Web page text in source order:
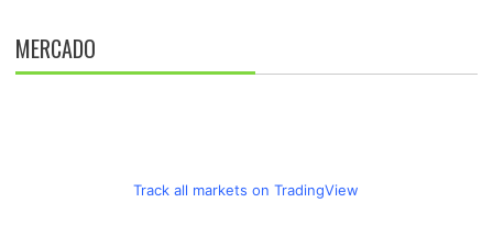
MERCADO
Track all markets on TradingView